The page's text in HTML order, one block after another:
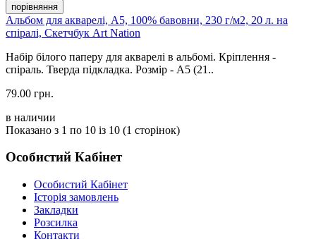
порівняння
Альбом для акварелі, А5, 100% бавовни, 230 г/м2, 20 л. на
спіралі, Скетчбук Art Nation
Набір білого паперу для акварелі в альбомі. Кріплення -
спіраль. Тверда підкладка. Розмір - А5 (21..
79.00 грн.
в наличии
Показано з 1 по 10 із 10 (1 сторінок)
Особистий Кабінет
Особистий Кабінет
Історія замовлень
Закладки
Розсилка
Контакти